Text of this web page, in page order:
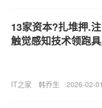
13家资本?扎堆押.
触觉感知技术领跑
IT之家 韩乔生 2026-02-